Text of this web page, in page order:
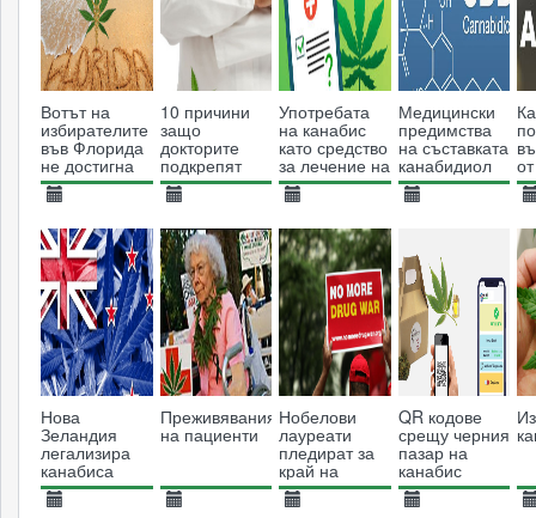
Вотът на
избирателите
във Флорида
не достигна
необходимия
процент за
на
медицинския
коноп
4423
10 причини
защо
докторите
подкрепят
медицинската
употреба на
канабис12734
Употребата
на канабис
като средство
за лечение на
нелечими
заболявания
2078
Медицински
предимства
на съставката
канабидиол
Нова
Зеландия
легализира
канабиса
Преживявания
на пациенти
Нобелови
лауреати
пледират за
край на
войната
срещу
QR кодове
срещу черния
пазар на
канабис